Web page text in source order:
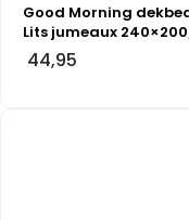
Good Morning
Lits jumeaux
flanel
44,95